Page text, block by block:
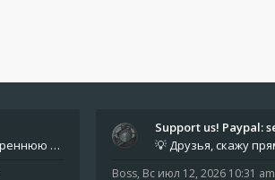
Хочу выразить искреннюю благодарность всем анонимным пользователям, которые поддержали наше сообщество финансово. Благод
Boss, Вс июл 12, 2026 10:31 am